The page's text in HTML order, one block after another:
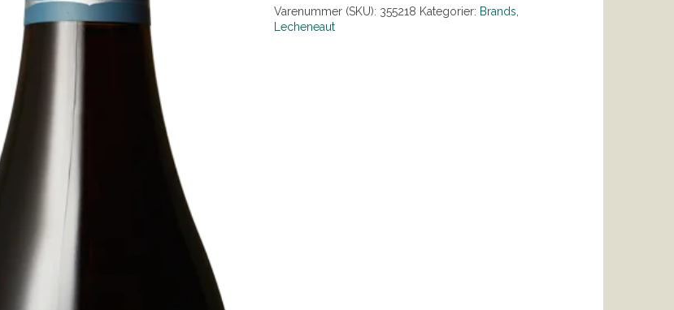
Varenummer (SKU): 355218 Kategorier: Brands
Lecheneaut